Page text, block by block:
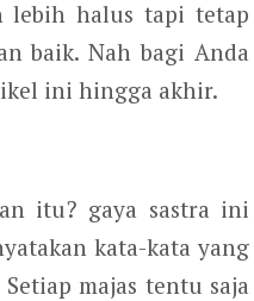
lebih halus tapi tetap
baik. Nah bagi Anda
ini hingga akhir.
itu? gaya sastra ini
kata-kata yang
majas tentu saja